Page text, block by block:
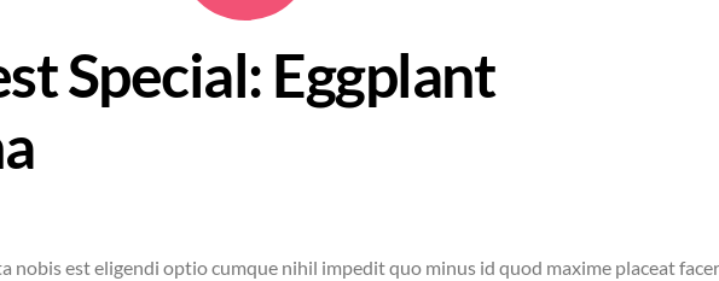
Special: Eggplant
nobis est eligendi optio cumque nihil impedit quo minus id quod maxime placeat